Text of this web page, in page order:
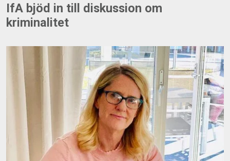
IfA bjöd in till diskussion om
kriminalitet